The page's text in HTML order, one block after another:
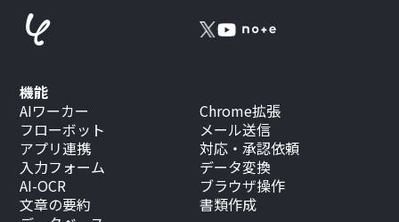
機能
AIワーカー
フローボット
アプリ連携
入力フォーム
AI-OCR
文章の要約
Chrome拡張
メール送信
対応・承認依頼
データ変換
ブラウザ操作
書類作成